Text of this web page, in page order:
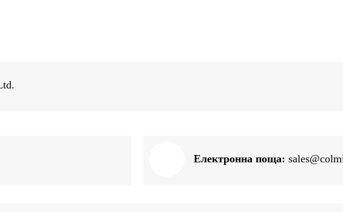
Електронна поща: